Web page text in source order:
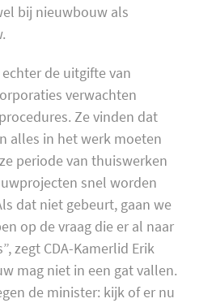
bij nieuwbouw als
de uitgifte van
verwachten
Ze vinden dat
alles in het werk moeten
periode van thuiswerken
snel worden
dat niet gebeurt, gaan we
op de vraag die er al naar
zegt CDA-Kamerlid Erik
mag niet in een gat vallen.
de minister: kijk of er nu